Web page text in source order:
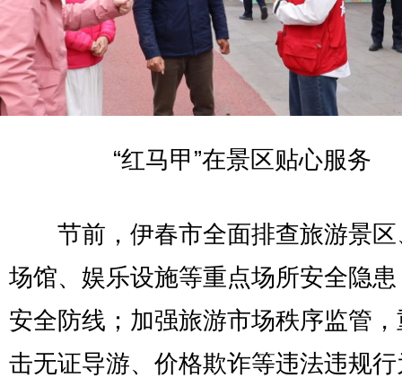
“红马甲”在景区贴心服务
节前，伊春市全面排查旅游景区
场馆、娱乐设施等重点场所安全隐
安全防线；加强旅游市场秩序监管
击无证导游、价格欺诈等违法违规